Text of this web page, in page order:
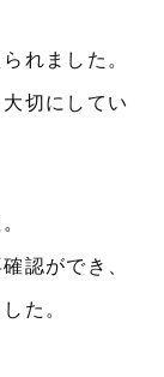
れました。
切にしてい
認ができ、
た。